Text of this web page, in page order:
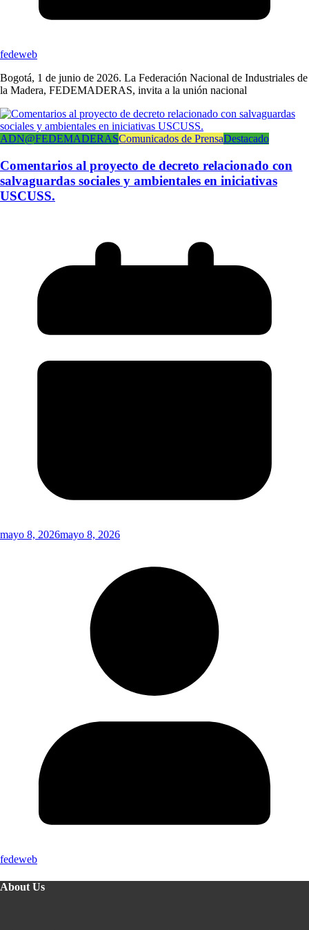
fedeweb
Bogotá, 1 de junio de 2026. La Federación Nacional de Industriales de
la Madera, FEDEMADERAS, invita a la unión nacional
ADN@FEDEMADERASComunicados de PrensaDestacado
Comentarios al proyecto de decreto relacionado con
salvaguardas sociales y ambientales en iniciativas
USCUSS.
mayo 8, 2026mayo 8, 2026
fedeweb
About Us